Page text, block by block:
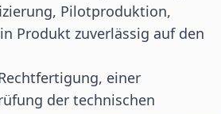
Pilotproduktion,
Produkt zuverlässig auf den
einer
der technischen